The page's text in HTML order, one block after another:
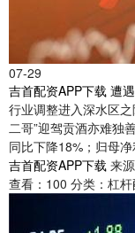
07-29
吉首配资APP下载 遭
行业调整进入深水区
二哥”迎驾贡酒亦难独
同比下降18%；归母
吉首配资APP下载 来
查看： 100 分类： 杠